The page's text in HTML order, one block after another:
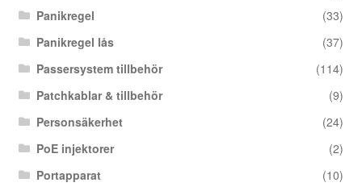
Panikregel
(33)
Panikregel lås
(37)
Passersystem tillbehör
(114)
Patchkablar & tillbehör
(9)
Personsäkerhet
(24)
PoE injektorer
(2)
Portapparat
(10)